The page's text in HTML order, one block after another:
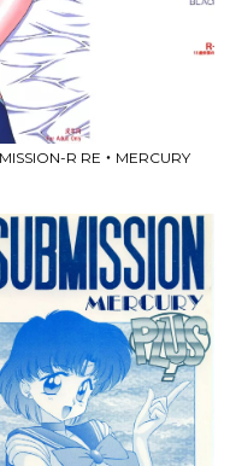
R RE・MERCURY